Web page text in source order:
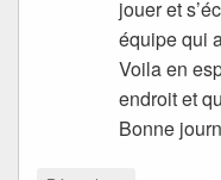
jouer et
équipe qui
Voila en
endroit et
Bonne